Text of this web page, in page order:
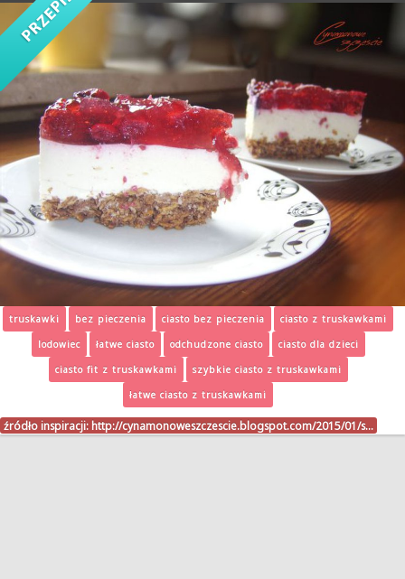
truskawki bez pieczenia ciasto bez pieczenia
ciasto z truskawkami
lodowiec
łatwe ciasto odchudzone ciasto
ciasto dla dzieci
ciasto fit z truskawkami
szybkie ciasto z truskawkami
łatwe ciasto z truskawkami
źródło inspiracji: http://cynamonoweszczescie.blogspot.com/2015/01/s…